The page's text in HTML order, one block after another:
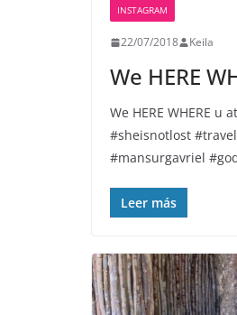
INSTAGRAM
22/07/2018 Keila
We HERE️
We HERE️ WHERE
#sheisnotlost
#mansurgavriel
Leer más